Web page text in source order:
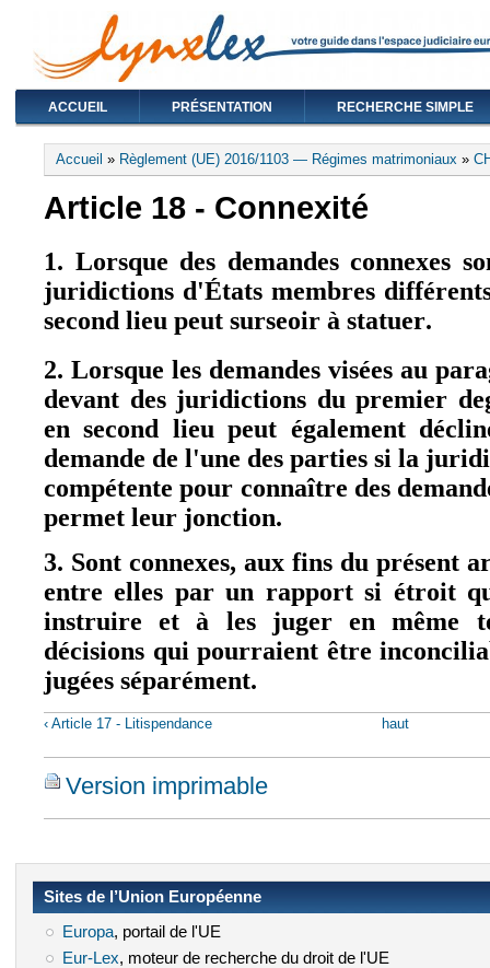
ACCUEIL PRÉSENTATION RECHERCHE SIMPLE
Vous êtes ici
Accueil » Règlement (UE) 2016/1103 — Régimes matrimoniaux »
Article 18 - Connexité
1. Lorsque des demandes connexes
juridictions d'États membres
second lieu peut surseoir à statuer.
2. Lorsque les demandes visées au
devant des juridictions du premier
en second lieu peut également
demande de l'une des parties si la
compétente pour connaître des
permet leur jonction.
3. Sont connexes, aux fins du présent
entre elles par un rapport si étroit
instruire et à les juger en même
décisions qui pourraient être
jugées séparément.
‹ Article 17 - Litispendance haut
Version imprimable
Sites de l’Union Européenne
Europa(le lien est externe)
, portail de l'UE
Eur-Lex (le lien est externe)
, moteur de recherche du droit de l'UE